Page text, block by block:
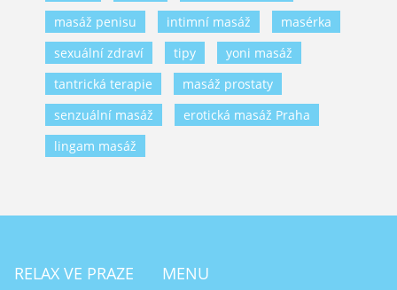
masáž penisu
intimní masáž
masérka
sexuální zdraví
tipy
yoni masáž
tantrická terapie
masáž prostaty
senzuální masáž
erotická masáž Praha
lingam masáž
RELAX VE PRAZE MENU